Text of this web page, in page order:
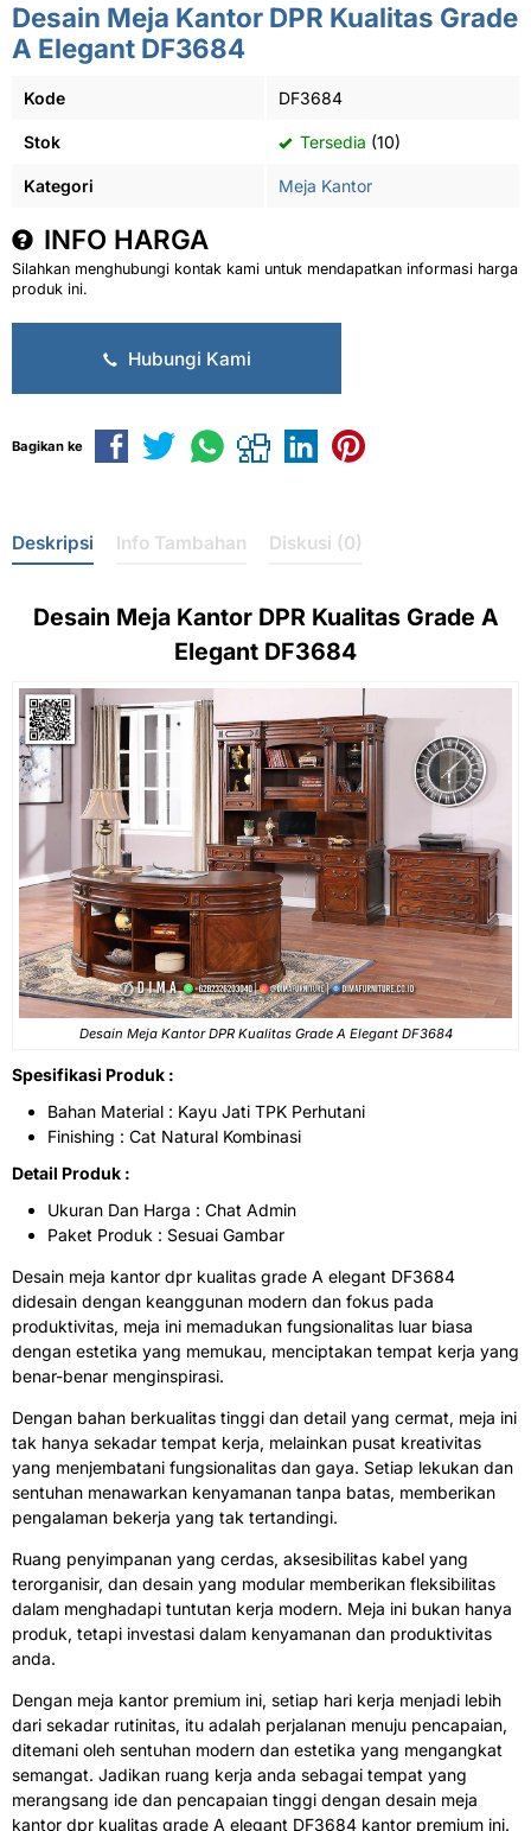
Desain Meja Kantor DPR Kualitas Grade
A Elegant DF3684
Kode DF3684
Stok Tersedia (10)
Kategori Meja Kantor
INFO HARGA
Silahkan menghubungi kontak kami untuk mendapatkan informasi harga
produk ini.
Hubungi Kami
Bagikan ke
Deskripsi Info Tambahan Diskusi (0)
Desain Meja Kantor DPRKualitas Grade A
Elegant DF3684
Desain Meja Kantor DPRKualitas Grade A Elegant DF3684
Spesifikasi Produk :
Bahan Material : Kayu Jati TPK Perhutani
Finishing : Cat Natural Kombinasi
Detail Produk :
Ukuran Dan Harga : Chat Admin
Paket Produk : Sesuai Gambar
Desain meja kantor dpr kualitas grade A elegant DF3684
didesain dengan keanggunan modern dan fokus pada
produktivitas, meja ini memadukan fungsionalitas luar biasa
dengan estetika yang memukau, menciptakan tempat kerja yang
benar-benar menginspirasi.
Dengan bahan berkualitas tinggi dan detail yang cermat, meja ini
tak hanya sekadar tempat kerja, melainkan pusat kreativitas
yang menjembatani fungsionalitas dan gaya. Setiap lekukan dan
sentuhan menawarkan kenyamanan tanpa batas, memberikan
pengalaman bekerja yang tak tertandingi.
Ruang penyimpanan yang cerdas, aksesibilitas kabel yang
terorganisir, dan desain yang modular memberikan fleksibilitas
dalam menghadapi tuntutan kerja modern. Meja ini bukan hanya
produk, tetapi investasi dalam kenyamanan dan produktivitas
anda.
Dengan meja kantor premium ini, setiap hari kerja menjadi lebih
dari sekadar rutinitas, itu adalah perjalanan menuju pencapaian,
ditemani oleh sentuhan modern dan estetika yang mengangkat
semangat. Jadikan ruang kerja anda sebagai tempat yang
merangsang ide dan pencapaian tinggi dengan desain meja
kantor dpr kualitas grade A elegant DF3684 kantor premium ini.